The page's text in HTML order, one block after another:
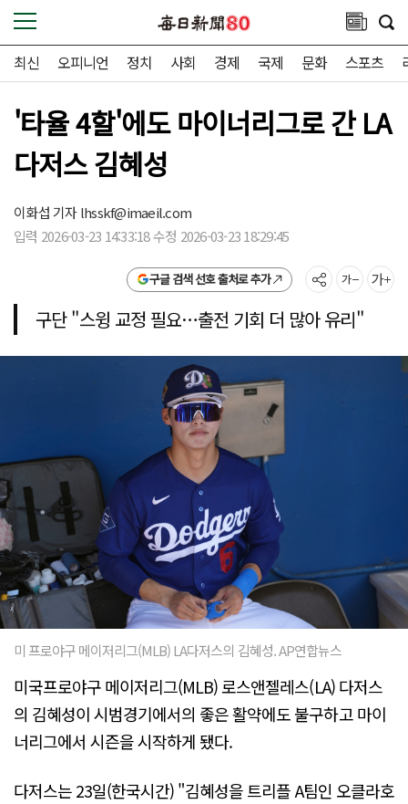
최신 오피니언 정치 사회 경제 국제 문화 스포츠
'타율 4할'에도 마이너리그로 간 LA
다저스 김혜성
이화섭 기자lhsskf@imaeil.com
입력 2026-03-23 14:33:18 수정 2026-03-23 18:29:45
구글 검색 선호 출처로 추가
구단 "스윙 교정 필요…출전 기회 더 많아 유리"
미 프로야구 메이저리그(MLB) LA다저스의 김혜성. AP연합뉴스
미국프로야구 메이저리그(MLB) 로스앤젤레스(LA) 다저스
의 김혜성이 시범경기에서의 좋은 활약에도 불구하고 마이
너리그에서 시즌을 시작하게 됐다.
다저스는 23일(한국시간) "김혜성을 트리플 A팀인 오클라호